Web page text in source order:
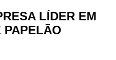
LÍDER EM
PAPELÃO